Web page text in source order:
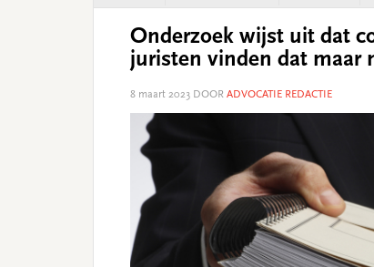
Onderzoek wijst uit dat
juristen vinden dat maar
8 maart 2023 DOOR ADVOCATIE REDACTIE